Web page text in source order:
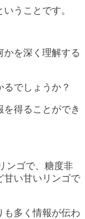
うことです。
かを深く理解する
るでしょうか？
を得ることができ
ンゴで、糖度非
甘い甘いリンゴで
も多く情報が伝わ